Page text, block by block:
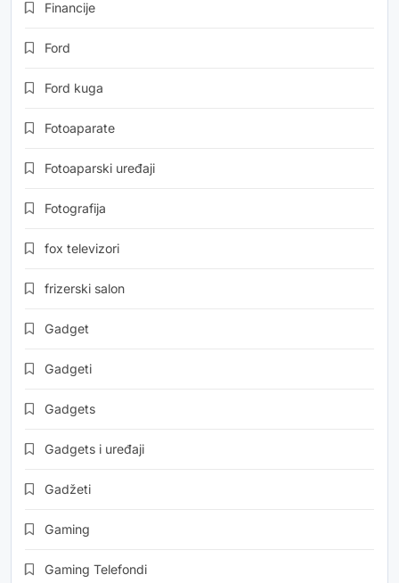
Financije
Ford
Ford kuga
Fotoaparate
Fotoaparski uređaji
Fotografija
fox televizori
frizerski salon
Gadget
Gadgeti
Gadgets
Gadgets i uređaji
Gadžeti
Gaming
Gaming Telefondi